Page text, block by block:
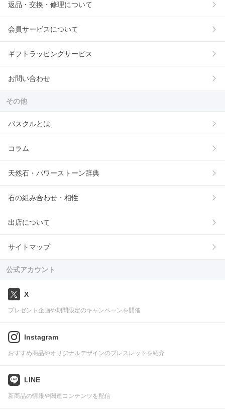
返品・交換・修理について
会員サービスについて
ギフトラッピングサービス
お問い合わせ
その他
パスクルとは
コラム
天然石・パワーストーン辞典
石の組み合わせ・相性
出店について
サイトマップ
公式アカウント
X
プレゼント企画や期間限定のキャンペーンを開催
Instagram
おすすめ商品やオリジナルデザインのブレスレットを紹介
LINE
新商品の情報や関連コンテンツを配信